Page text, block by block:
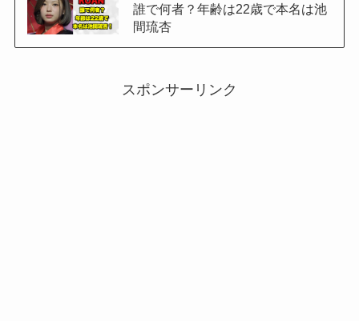
誰で何者？年齢は22歳で本名は池
間琉杏
スポンサーリンク